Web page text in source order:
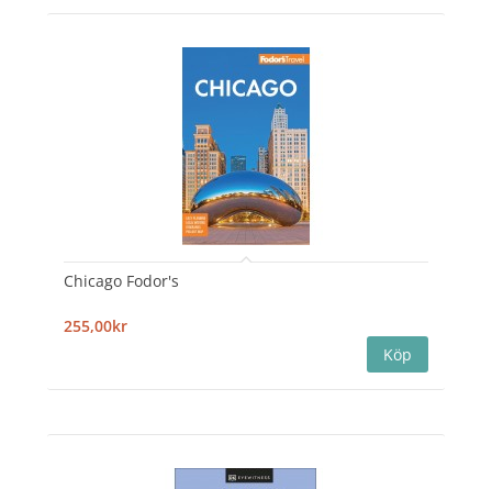
Chicago Fodor's
255,00kr